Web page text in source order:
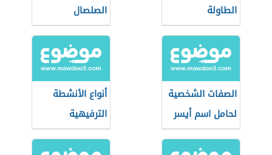
الطاولة
الصلصال
الصفات الشخصية
لحامل اسم أيسر
أنواع الأنشطة
الترفيهية